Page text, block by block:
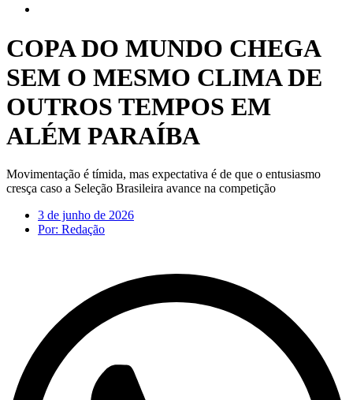
COPA DO MUNDO CHEGA
SEM O MESMO CLIMA DE
OUTROS TEMPOS EM
ALÉM PARAÍBA
Movimentação é tímida, mas expectativa é de que o entusiasmo
cresça caso a Seleção Brasileira avance na competição
3 de junho de 2026
Por: Redação